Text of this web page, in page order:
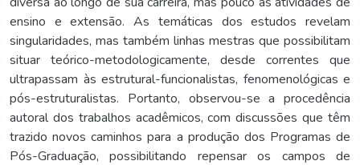
ensino e extensão. As temáticas dos estudos revelam
singularidades, mas também linhas mestras que possibilitam
situar teórico-metodologicamente, desde correntes que
ultrapassam às estrutural-funcionalistas, fenomenológicas e
pós-estruturalistas. Portanto, observou-se a procedência
autoral dos trabalhos acadêmicos, com discussões que têm
trazido novos caminhos para a produção dos Programas de
Pós-Graduação, possibilitando repensar os campos de